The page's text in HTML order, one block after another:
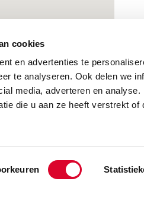
cookies
en advertenties te
te analyseren. Ook delen we
media, adverteren en
die u aan ze heeft verstrekt